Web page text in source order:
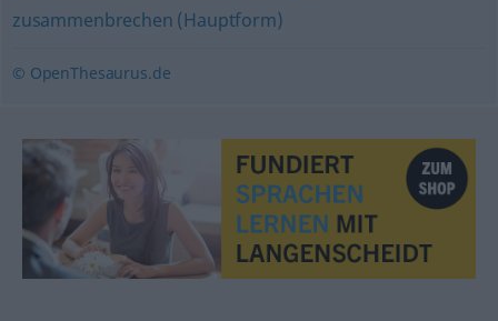
zusammenbrechen (Hauptform)
© OpenThesaurus.de